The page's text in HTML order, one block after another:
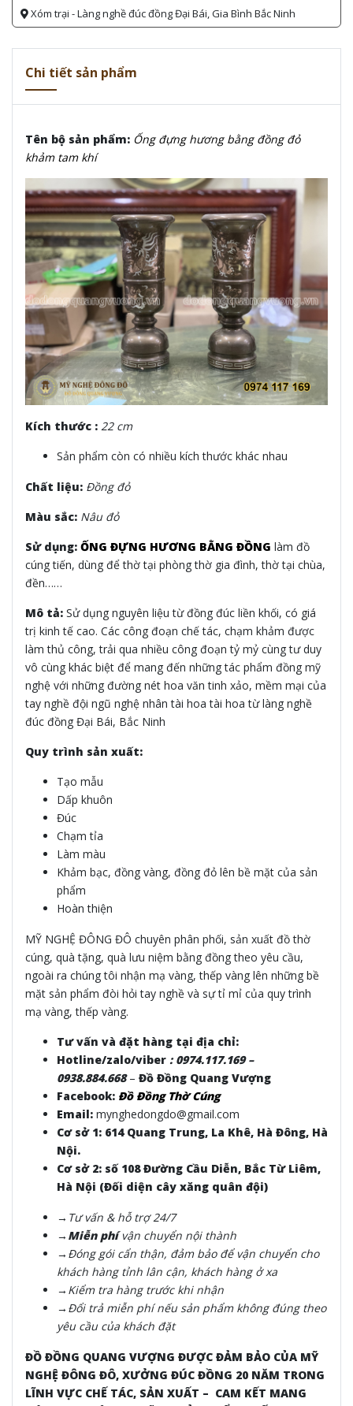
Xóm trại - Làng nghề đúc đồng Đại Bái, Gia Bình Bắc Ninh
Chi tiết sản phẩm
Tên bộ sản phẩm: Ống đựng hương bằng đồng đỏ
khảm tam khí
Kích thước : 22 cm
Sản phẩm còn có nhiều kích thước khác nhau
Chất liệu: Đồng đỏ
Màu sắc: Nâu đỏ
Sử dụng: ỐNG ĐỰNG HƯƠNG BẰNG ĐỒNG làm đồ
cúng tiến, dùng để thờ tại phòng thờ gia đình, thờ tại chùa,
đền……
Mô tả: Sử dụng nguyên liệu từ đồng đúc liền khối, có giá
trị kinh tế cao. Các công đoạn chế tác, chạm khảm được
làm thủ công, trải qua nhiều công đoạn tỷ mỷ cùng tư duy
vô cùng khác biệt để mang đến những tác phẩm đồng mỹ
nghệ với những đường nét hoa văn tinh xảo, mềm mại của
tay nghề đội ngũ nghệ nhân tài hoa tài hoa từ làng nghề
đúc đồng Đại Bái, Bắc Ninh
Quy trình sản xuất:
Tạo mẫu
Dấp khuôn
Đúc
Chạm tỉa
Làm màu
Khảm bạc, đồng vàng, đồng đỏ lên bề mặt của sản
phẩm
Hoàn thiện
MỸ NGHỆ ĐÔNG ĐÔ chuyên phân phối, sản xuất đồ thờ
cúng, quà tặng, quà lưu niệm bằng đồng theo yêu cầu,
ngoài ra chúng tôi nhận mạ vàng, thếp vàng lên những bề
mặt sản phẩm đòi hỏi tay nghề và sự tỉ mỉ của quy trình
mạ vàng, thếp vàng.
Tư vấn và đặt hàng tại địa chỉ:
Hotline/zalo/viber : 0974.117.169 –
0938.884.668 – Đồ Đồng Quang Vượng
Facebook: Đồ Đồng Thờ Cúng
Email: mynghedongdo@gmail.com
Cơ sở 1: 614 Quang Trung, La Khê, Hà Đông, Hà
Nội.
Cơ sở 2: số 108 Đường Cầu Diễn, Bắc Từ Liêm,
Hà Nội (Đối diện cây xăng quân đội)
→Tư vấn & hỗ trợ 24/7
→Miễn phívận chuyển nội thành
→Đóng gói cẩn thận, đảm bảo để vận chuyển cho
khách hàng tỉnh lân cận, khách hàng ở xa
→Kiểm tra hàng trước khi nhận
→Đổi trả miễn phí nếu sản phẩm không đúng theo
yêu cầu của khách đặt
ĐỒ ĐỒNG QUANG VƯỢNG ĐƯỢC ĐẢM BẢO CỦA MỸ
NGHỆ ĐÔNG ĐÔ, XƯỞNG ĐÚC ĐỒNG 20 NĂM TRONG
LĨNH VỰC CHẾ TÁC, SẢN XUẤT – CAM KẾT MANG